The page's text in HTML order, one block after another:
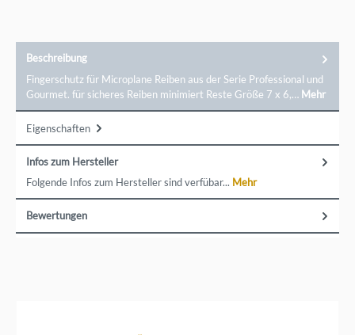
Beschreibung
Fingerschutz für Microplane Reiben aus der Serie Professional und
Gourmet. für sicheres Reiben minimiert Reste Größe 7 x 6,… Mehr
Eigenschaften
Infos zum Hersteller
Folgende Infos zum Hersteller sind verfübar... Mehr
Bewertungen